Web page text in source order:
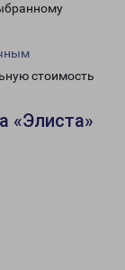
стоимость
«Элиста»